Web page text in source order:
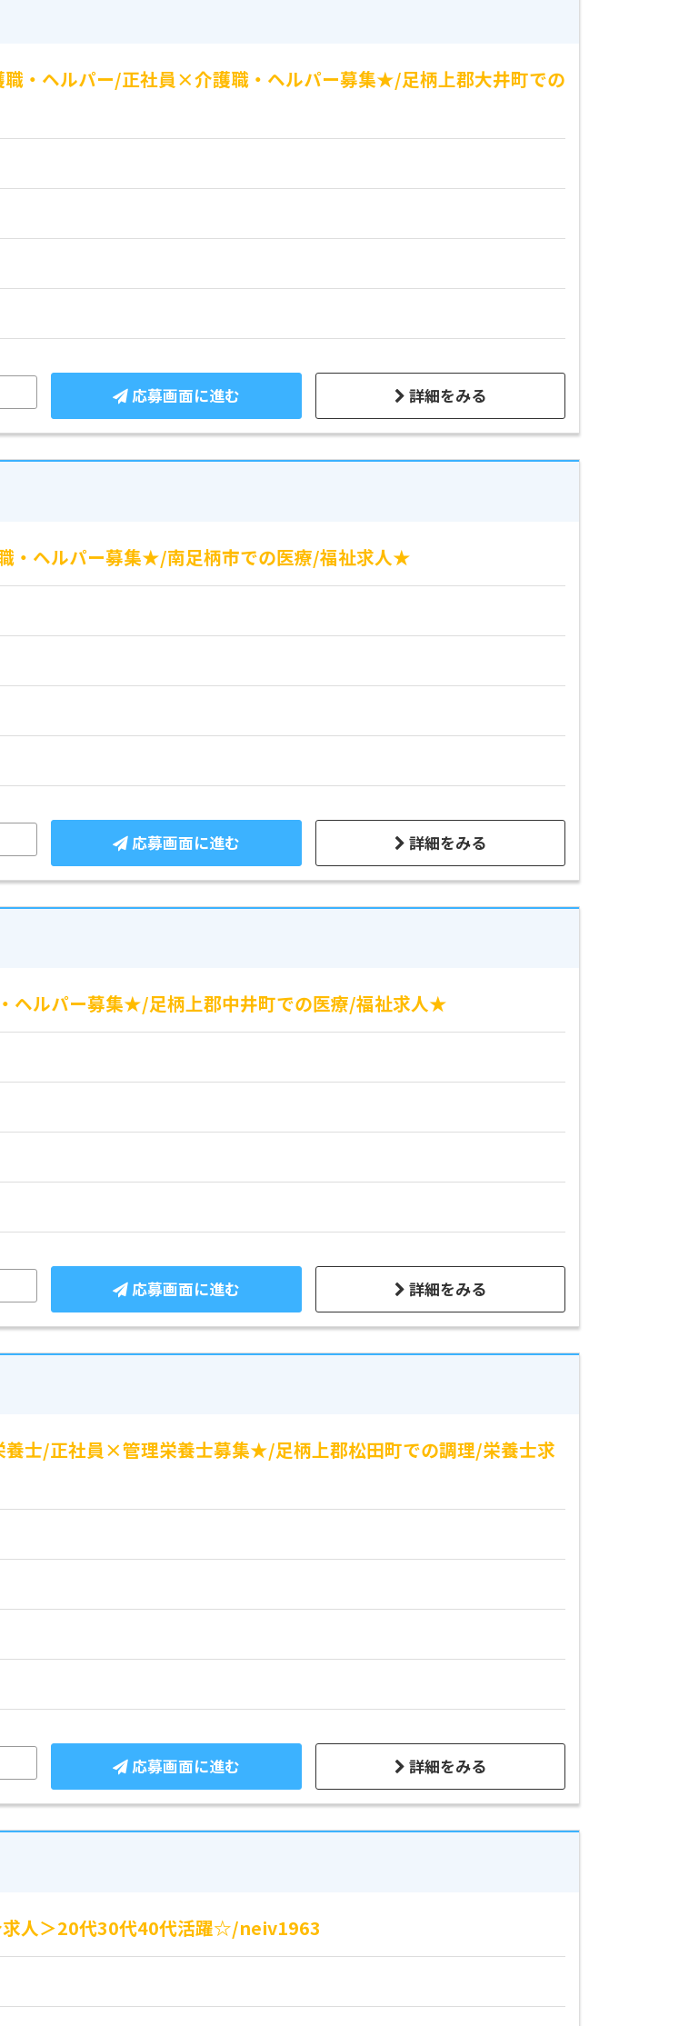
・ヘルパー/正社員×介護職・ヘルパー募集★/足柄上郡大井町での
詳細をみる
応募画面に進む
・ヘルパー募集★/南足柄市での医療/福祉求人★
詳細をみる
応募画面に進む
ヘルパー募集★/足柄上郡中井町での医療/福祉求人★
詳細をみる
応募画面に進む
養士/正社員×管理栄養士募集★/足柄上郡松田町での調理/栄養士求
詳細をみる
応募画面に進む
求人＞20代30代40代活躍☆/neiv1963